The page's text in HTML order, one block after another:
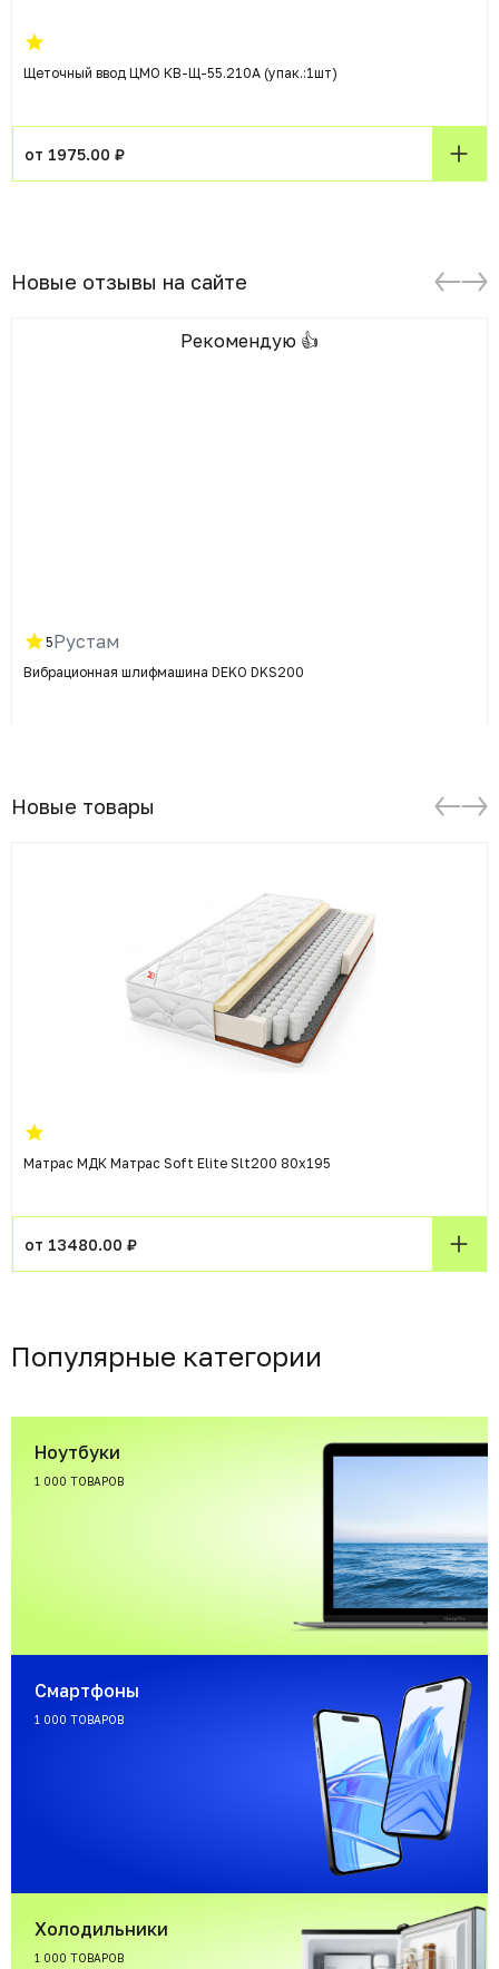
Щеточный ввод ЦМО КВ-Щ-55.210А (упак.:1шт)
от 1975.00 ₽
Новые отзывы на сайте
Рекомендую 👍
5Рустам
Вибрационная шлифмашина DEKO DKS200
Новые товары
Матрас МДК Матрас Soft Elite Slt200 80x195
от 13480.00 ₽
Популярные категории
Ноутбуки
1 000 ТОВАРОВ
Смартфоны
1 000 ТОВАРОВ
Холодильники
1 000 ТОВАРОВ